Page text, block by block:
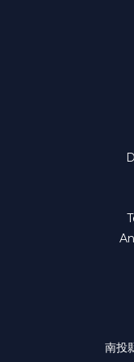
南投